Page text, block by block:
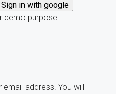
Sign in with google
demo purpose.
address. You will